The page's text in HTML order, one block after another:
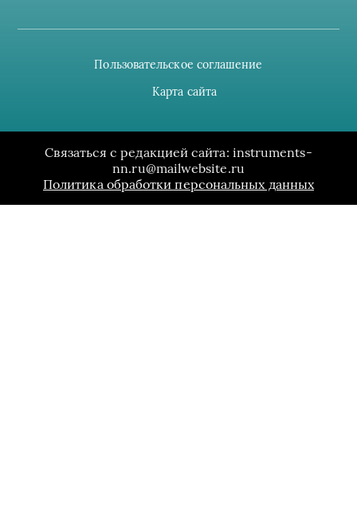
Пользовательское соглашение
Карта сайта
Связаться с редакцией сайта: instruments-
nn.ru@mailwebsite.ru
Политика обработки персональных данных